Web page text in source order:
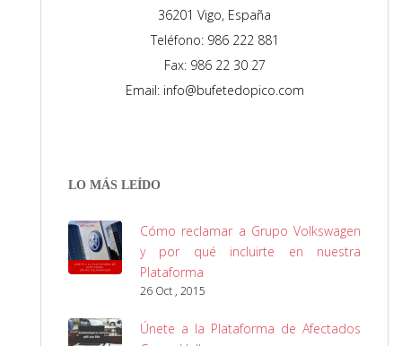
36201 Vigo, España
Teléfono: 986 222 881
Fax: 986 22 30 27
Email: info@bufetedopico.com
LO MÁS LEÍDO
Cómo reclamar a Grupo Volkswagen
y por qué incluirte en nuestra
Plataforma
26 Oct , 2015
Únete a la Plataforma de Afectados